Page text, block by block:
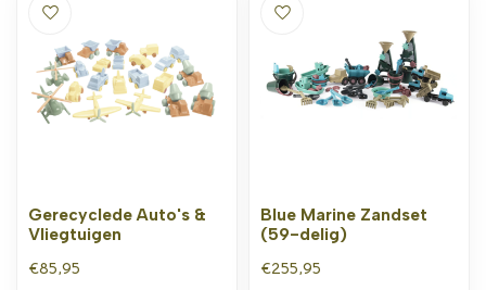
Gerecyclede Auto's &
Vliegtuigen
€85,95
Blue Marine Zandset
(59-delig)
€255,95